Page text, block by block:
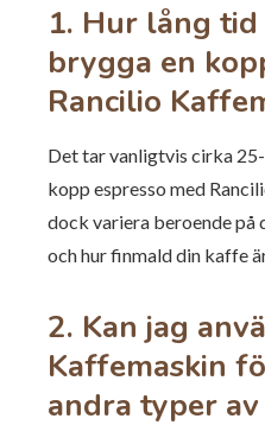
1. Hur lång
brygga en
Rancilio
Det tar vanligtvis cirka
kopp espresso med
dock variera beroende på
och hur finmald din kaffe
2. Kan jag
Kaffemaskin
andra typer